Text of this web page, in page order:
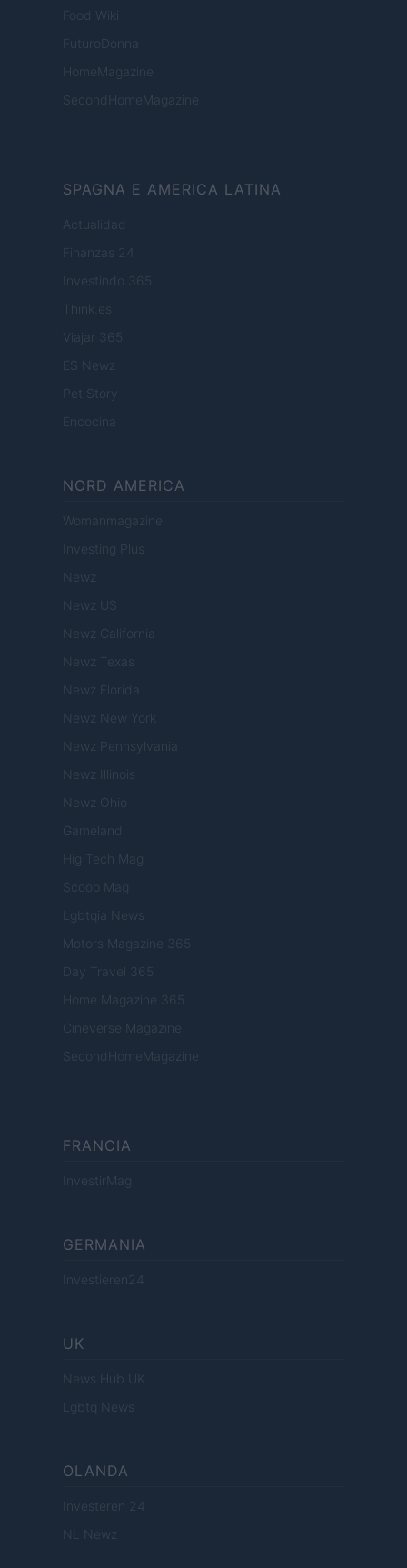
Food Wiki
FuturoDonna
HomeMagazine
SecondHomeMagazine
SPAGNA E AMERICA LATINA
Actualidad
Finanzas 24
Investindo 365
Think.es
Viajar 365
ES Newz
Pet Story
Encocina
NORD AMERICA
Womanmagazine
Investing Plus
Newz
Newz US
Newz California
Newz Texas
Newz Florida
Newz New York
Newz Pennsylvania
Newz Illinois
Newz Ohio
Gameland
Hig Tech Mag
Scoop Mag
Lgbtqia News
Motors Magazine 365
Day Travel 365
Home Magazine 365
Cineverse Magazine
SecondHomeMagazine
FRANCIA
InvestirMag
GERMANIA
Investieren24
UK
News Hub UK
Lgbtq News
OLANDA
Investeren 24
NL Newz